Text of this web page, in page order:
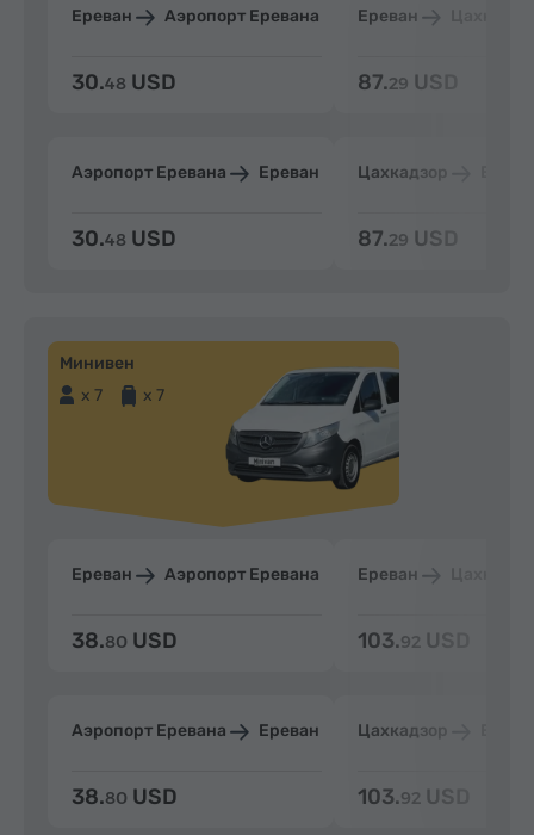
Ереван Аэропорт Еревана
30.48 USD
Аэропорт Еревана Ереван
30.48 USD
Ереван
87.29 USD
Цахкадзор
87.29 USD
Минивен
x 7
x 7
Ереван Аэропорт Еревана
38.80 USD
Аэропорт Еревана Ереван
38.80 USD
Ереван
103.92 USD
Цахкадзор
103.92 USD